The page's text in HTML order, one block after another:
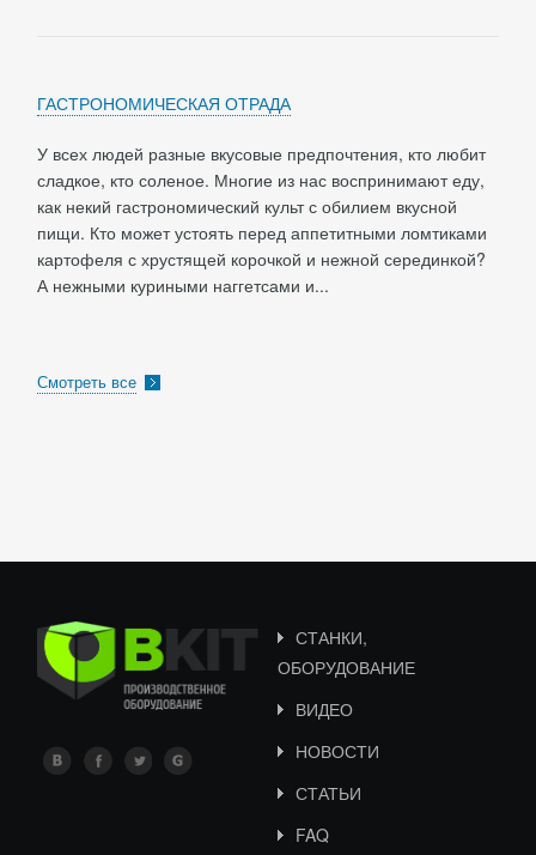
ГАСТРОНОМИЧЕСКАЯ ОТРАДА
У всех людей разные вкусовые предпочтения, кто любит
сладкое, кто соленое. Многие из нас воспринимают еду,
как некий гастрономический культ с обилием вкусной
пищи. Кто может устоять перед аппетитными ломтиками
картофеля с хрустящей корочкой и нежной серединкой?
А нежными куриными наггетсами и...
Смотреть все
СТАНКИ,
ОБОРУДОВАНИЕ
ВИДЕО
НОВОСТИ
СТАТЬИ
FAQ